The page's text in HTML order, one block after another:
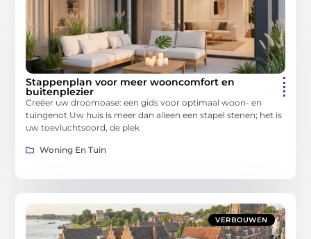
Stappenplan voor meer wooncomfort en
buitenplezier
Creëer uw droomoase: een gids voor optimaal woon- en
tuingenot Uw huis is meer dan alleen een stapel stenen; het is
uw toevluchtsoord, de plek
Woning En Tuin
VERBOUWEN